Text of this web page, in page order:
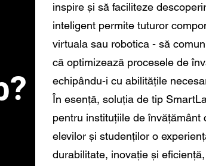
inspire și să faciliteze
inteligent permite tuturor
virtuala sau robotica - să
că optimizează procesele de
echipându-i cu abilitățile
În esență, soluția de tip
pentru instituțiile de
elevilor și studenților o
durabilitate, inovație și